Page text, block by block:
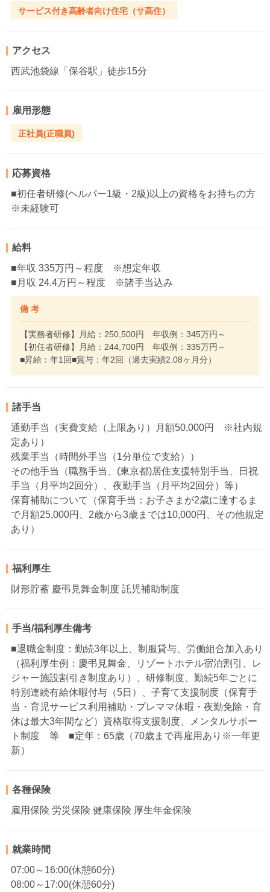
サービス付き高齢者向け住宅（サ高住）
アクセス
西武池袋線「保谷駅」徒歩15分
雇用形態
正社員(正職員)
応募資格
■初任者研修(ヘルパー1級・2級)以上の資格をお持ちの方
※未経験可
給料
■年収 335万円～程度 ※想定年収
■月収 24.4万円～程度 ※諸手当込み
備 考
【実務者研修】月給：250,500円 年収例：345万円～
【初任者研修】月給：244,700円 年収例：335万円～
■昇給：年1回■賞与：年2回（過去実績2.08ヶ月分）
諸手当
通勤手当（実費支給（上限あり）月額50,000円 ※社内規
定あり）
残業手当（時間外手当（1分単位で支給））
その他手当（職務手当、(東京都)居住支援特別手当、日祝
手当（月平均2回分）、夜勤手当（月平均2回分）等）
保育補助について（保育手当：お子さまが2歳に達するま
で月額25,000円、2歳から3歳までは10,000円、その他規定
あり）
福利厚生
財形貯蓄 慶弔見舞金制度 託児補助制度
手当/福利厚生備考
■退職金制度：勤続3年以上、制服貸与、労働組合加入あり
（福利厚生例：慶弔見舞金、リゾートホテル宿泊割引、レ
ジャー施設割引き制度あり）、研修制度、勤続5年ごとに
特別連続有給休暇付与（5日）、子育て支援制度（保育手
当・育児サービス利用補助・プレママ休暇・夜勤免除・育
休は最大3年間など）資格取得支援制度、メンタルサポー
ト制度 等 ■定年：65歳（70歳まで再雇用あり※一年更
新）
各種保険
雇用保険 労災保険 健康保険 厚生年金保険
就業時間
07:00～16:00(休憩60分)
08:00～17:00(休憩60分)